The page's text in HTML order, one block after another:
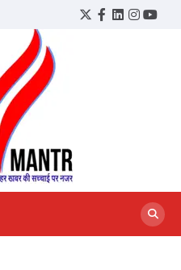
Twitter
Facebook
LinkedIn